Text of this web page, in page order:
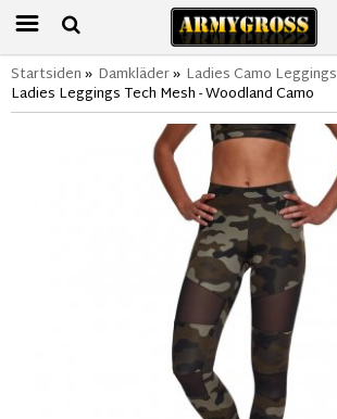
Startsiden» Damkläder» Ladies Camo Leggings
Ladies Leggings Tech Mesh - Woodland Camo